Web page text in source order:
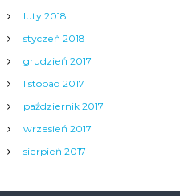
luty 2018
styczeń 2018
grudzień 2017
listopad 2017
październik 2017
wrzesień 2017
sierpień 2017